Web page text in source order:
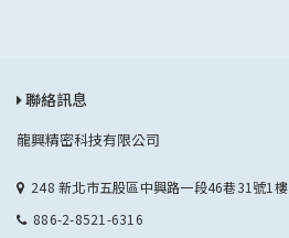
聯絡訊息
龍興精密科技有限公司
248 新北市五股區中興路一段46巷31號1樓
886-2-8521-6316